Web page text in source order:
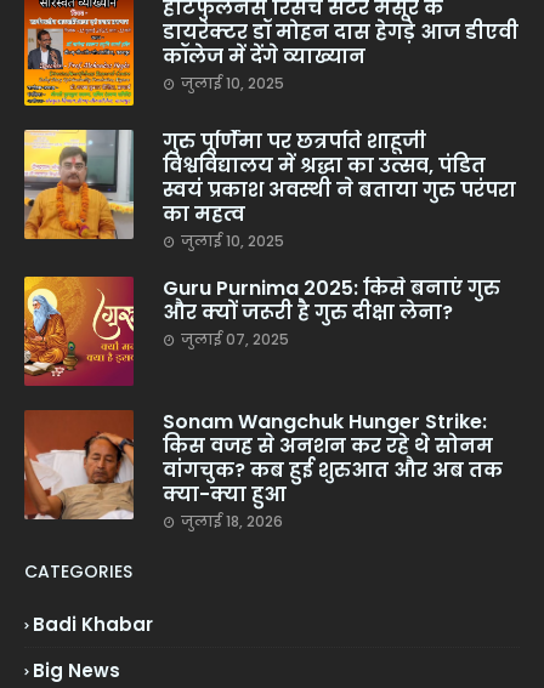
हार्टफुलनेस रिसर्च सेंटर मैसूर के
डायरेक्टर डॉ मोहन दास हेगड़े आज डीएवी
कॉलेज में देंगे व्याख्यान
जुलाई 10, 2025
गुरु पूर्णिमा पर छत्रपति शाहूजी
विश्वविद्यालय में श्रद्धा का उत्सव, पंडित
स्वयं प्रकाश अवस्थी ने बताया गुरु परंपरा
का महत्व
जुलाई 10, 2025
Guru Purnima 2025: किसे बनाएं गुरु
और क्यों जरूरी है गुरु दीक्षा लेना?
जुलाई 07, 2025
Sonam Wangchuk Hunger Strike:
किस वजह से अनशन कर रहे थे सोनम
वांगचुक? कब हुई शुरुआत और अब तक
क्या-क्या हुआ
जुलाई 18, 2026
CATEGORIES
Badi Khabar
Big News